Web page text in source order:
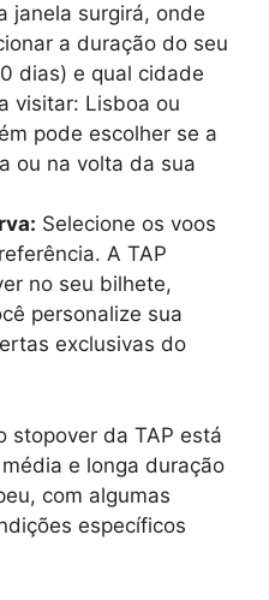
janela surgirá, onde
a duração do seu
dias) e qual cidade
visitar: Lisboa ou
pode escolher se a
ou na volta da sua
Selecione os voos
A TAP
no seu bilhete,
personalize sua
exclusivas do
stopover da TAP está
e longa duração
com algumas
específicos